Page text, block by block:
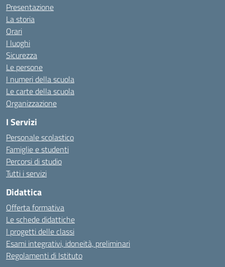
Presentazione
La storia
Orari
I luoghi
Sicurezza
Le persone
I numeri della scuola
Le carte della scuola
Organizzazione
I Servizi
Personale scolastico
Famiglie e studenti
Percorsi di studio
Tutti i servizi
Didattica
Offerta formativa
Le schede didattiche
I progetti delle classi
Esami integrativi, idoneità, preliminari
Regolamenti di Istituto